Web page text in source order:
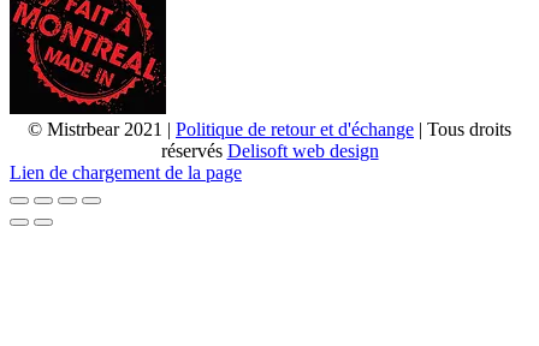
© Mistrbear 2021 | Politique de retour et d'échange | Tous droits
réservés Delisoft web design
Lien de chargement de la page